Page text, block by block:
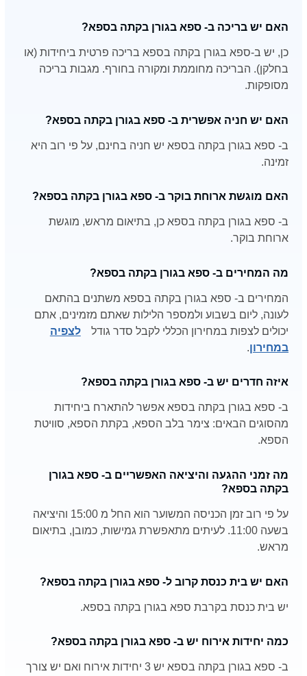
האם יש בריכה ב- ספא בגורן בקתה בספא?
כן, יש ב-ספא בגורן בקתה בספא בריכה פרטית ביחידות (או
בחלקן). הבריכה מחוממת ומקורה בחורף. מגבות בריכה
מסופקות.
האם יש חניה אפשרית ב- ספא בגורן בקתה בספא?
ב- ספא בגורן בקתה בספא יש חניה בחינם, על פי רוב היא
זמינה.
האם מוגשת ארוחת בוקר ב- ספא בגורן בקתה בספא?
ב- ספא בגורן בקתה בספא כן, בתיאום מראש, מוגשת
ארוחת בוקר.
מה המחירים ב- ספא בגורן בקתה בספא?
המחירים ב- ספא בגורן בקתה בספא משתנים בהתאם
לעונה, ליום בשבוע ולמספר הלילות שאתם מזמינים, אתם
יכולים לצפות במחירון הכללי לקבל סדר גודל
לצפיה
במחירון.
איזה חדרים יש ב- ספא בגורן בקתה בספא?
ב- ספא בגורן בקתה בספא אפשר להתארח ביחידות
מהסוגים הבאים: צימר בלב הספא, בקתת הספא, סוויטת
הספא.
מה זמני ההגעה והיציאה האפשריים ב- ספא בגורן
בקתה בספא?
על פי רוב זמן הכניסה המשוער הוא החל מ 15:00 והיציאה
בשעה 11:00. לעיתים מתאפשרת גמישות, כמובן, בתיאום
מראש.
האם יש בית כנסת קרוב ל- ספא בגורן בקתה בספא?
יש בית כנסת בקרבת ספא בגורן בקתה בספא.
כמה יחידות אירוח יש ב- ספא בגורן בקתה בספא?
ב- ספא בגורן בקתה בספא יש 3 יחידות אירוח ואם יש צורך